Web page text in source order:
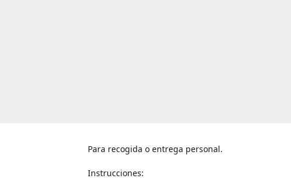
Para recogida o entrega personal.
Instrucciones: